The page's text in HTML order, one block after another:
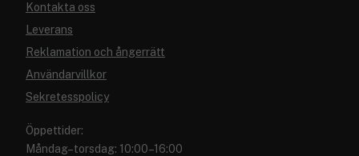
Kontakta oss
Leverans
Reklamation och ångerrätt
Användarvillkor
Sekretesspolicy
Öppettider:
Måndag–torsdag: 10:00–16:00